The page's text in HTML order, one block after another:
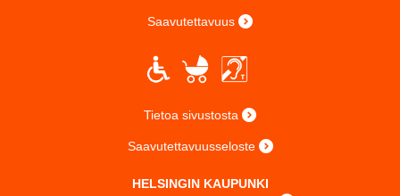
Saavutettavuus
Tietoa sivustosta
Saavutettavuusseloste
HELSINGIN KAUPUNKI